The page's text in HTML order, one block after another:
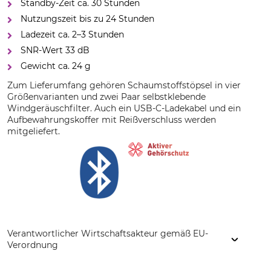
Standby-Zeit ca. 30 Stunden
Nutzungszeit bis zu 24 Stunden
Ladezeit ca. 2–3 Stunden
SNR-Wert 33 dB
Gewicht ca. 24 g
Zum Lieferumfang gehören Schaumstoffstöpsel in vier
Größenvarianten und zwei Paar selbstklebende
Windgeräuschfilter. Auch ein USB-C-Ladekabel und ein
Aufbewahrungskoffer mit Reißverschluss werden
mitgeliefert.
Verantwortlicher Wirtschaftsakteur gemäß EU-
Verordnung